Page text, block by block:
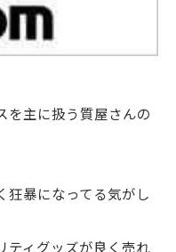
を主に扱う質屋さんの
狂暴になってる気がし
ティグッズが良く売れ